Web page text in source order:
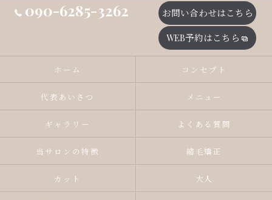
090-6285-3262 お問い合わせはこちら
WEB予約はこちら
ホーム コンセプト
代表あいさつ メニュー
ギャラリー よくある質問
当サロンの特徴 縮毛矯正
カット 大人